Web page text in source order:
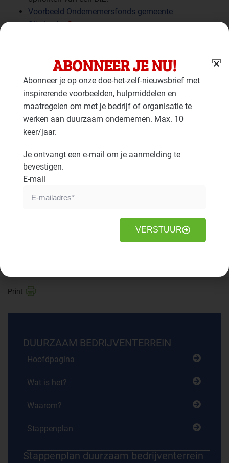
Voorbeeld Ondernemersfonds gemeente
Sliedrecht
Bedrijven­terrein
Schiebroek
energiepositief
“Dankzij de opgebouwde
samenwerking hebben we de basis op
orde en staan ondernemers open om
samen te werken op weg om een
energie­positief bedrijven­terrein”.
Lees meer
Bedrijventerrein Schiebroek
Edwin Markus (parkmanager)
DUURZAAM BEDRIJVENTERREIN
Hoofdpagina
Wat is het?
Waarom?
Stappenplan
Stappenplan duurzaam bedrijventerrein
ABONNEER JE NU!
Abonneer je op onze doe-het-zelf-nieuwsbrief met
inspirerende voorbeelden, hulpmiddelen en
maatregelen om met je bedrijf of organisatie te
werken aan duurzaam ondernemen. Max. 10
keer/jaar.
Je ontvangt een e-mail om je aanmelding te
bevestigen.
E-mail
VERSTUUR